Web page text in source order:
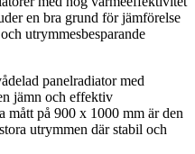
en bra grund för jämförelse
utrymmesbesparande
panelradiator med
jämn och effektiv
mått på 900 x 1000 mm är den
utrymmen där stabil och